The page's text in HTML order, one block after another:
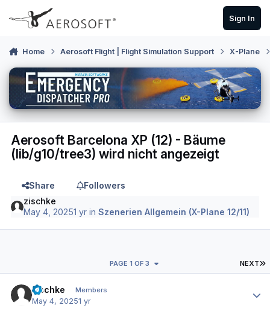
Skip to content
Sign In
Home Aerosoft Flight | Flight Simulation Support X-Plane
Aerosoft Barcelona XP (12) - Bäume
(lib/g10/tree3) wird nicht angezeigt
Share
Followers
zischke
May 4, 20251 yr inSzenerien Allgemein (X-Plane 12/11)
NEXT
PAGE 1 OF 3
zischke Members
May 4, 20251 yr